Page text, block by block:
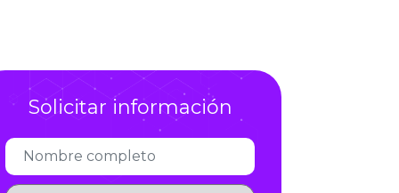
Infórmate
Solicitar información